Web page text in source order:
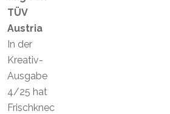
TÜV
Austria
In der
Kreativ-
Ausgabe
4/25 hat
Frischknec